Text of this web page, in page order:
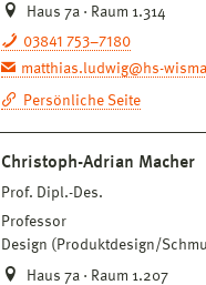
Haus 7a · Raum 1.314
03841 753–7180
matthias.ludwig@hs-
Persönliche Seite
Christoph-Adrian Macher
Prof. Dipl.-Des.
Professor
Design (Produktdesign/
Haus 7a · Raum 1.207